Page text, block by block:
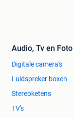
Audio, Tv en Foto
Digitale camera's
Luidspreker boxen
Stereoketens
TV's